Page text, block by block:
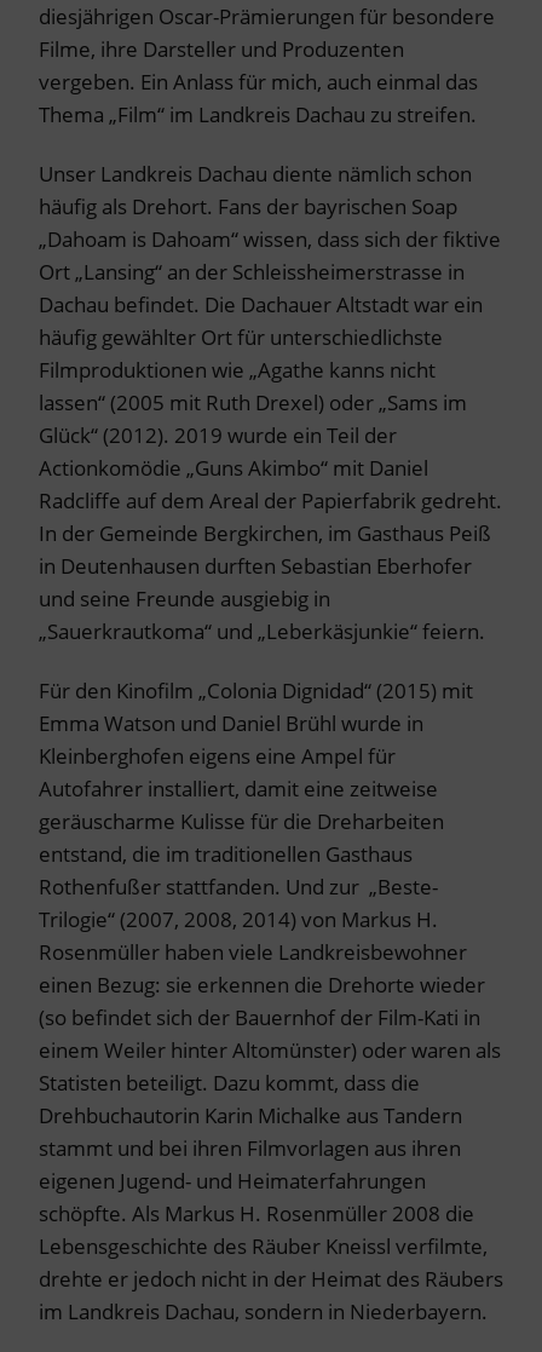
diesjährigen Oscar-Prämierungen für besondere
Filme, ihre Darsteller und Produzenten
vergeben. Ein Anlass für mich, auch einmal das
Thema „Film“ im Landkreis Dachau zu streifen.
Unser Landkreis Dachau diente nämlich schon
häufig als Drehort. Fans der bayrischen Soap
„Dahoam is Dahoam“ wissen, dass sich der fiktive
Ort „Lansing“ an der Schleissheimerstrasse in
Dachau befindet. Die Dachauer Altstadt war ein
häufig gewählter Ort für unterschiedlichste
Filmproduktionen wie „Agathe kanns nicht
lassen“ (2005 mit Ruth Drexel) oder „Sams im
Glück“ (2012). 2019 wurde ein Teil der
Actionkomödie „Guns Akimbo“ mit Daniel
Radcliffe auf dem Areal der Papierfabrik gedreht.
In der Gemeinde Bergkirchen, im Gasthaus Peiß
in Deutenhausen durften Sebastian Eberhofer
und seine Freunde ausgiebig in
„Sauerkrautkoma“ und „Leberkäsjunkie“ feiern.
Für den Kinofilm „Colonia Dignidad“ (2015) mit
Emma Watson und Daniel Brühl wurde in
Kleinberghofen eigens eine Ampel für
Autofahrer installiert, damit eine zeitweise
geräuscharme Kulisse für die Dreharbeiten
entstand, die im traditionellen Gasthaus
Rothenfußer stattfanden. Und zur „Beste-
Trilogie“ (2007, 2008, 2014) von Markus H.
Rosenmüller haben viele Landkreisbewohner
einen Bezug: sie erkennen die Drehorte wieder
(so befindet sich der Bauernhof der Film-Kati in
einem Weiler hinter Altomünster) oder waren als
Statisten beteiligt. Dazu kommt, dass die
Drehbuchautorin Karin Michalke aus Tandern
stammt und bei ihren Filmvorlagen aus ihren
eigenen Jugend- und Heimaterfahrungen
schöpfte. Als Markus H. Rosenmüller 2008 die
Lebensgeschichte des Räuber Kneissl verfilmte,
drehte er jedoch nicht in der Heimat des Räubers
im Landkreis Dachau, sondern in Niederbayern.